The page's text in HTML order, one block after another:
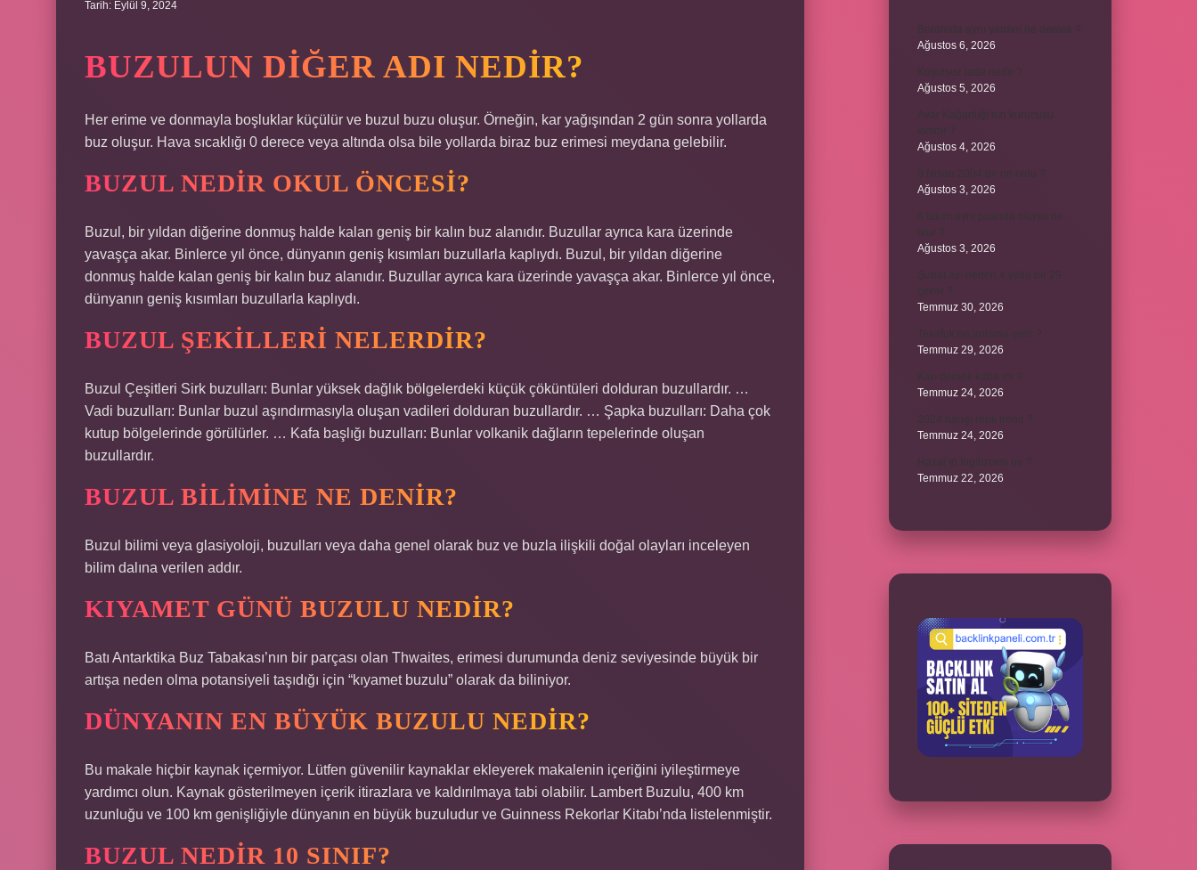
Tarih: Eylül 9, 2024
BUZULUN DIĞER ADI NEDIR?
Her erime ve donmayla boşluklar küçülür ve buzul buzu oluşur. Örneğin, kar yağışından 2 gün sonra yollarda
buz oluşur. Hava sıcaklığı 0 derece veya altında olsa bile yollarda biraz buz erimesi meydana gelebilir.
BUZUL NEDIR OKUL ÖNCESI?
Buzul, bir yıldan diğerine donmuş halde kalan geniş bir kalın buz alanıdır. Buzullar ayrıca kara üzerinde
yavaşça akar. Binlerce yıl önce, dünyanın geniş kısımları buzullarla kaplıydı. Buzul, bir yıldan diğerine
donmuş halde kalan geniş bir kalın buz alanıdır. Buzullar ayrıca kara üzerinde yavaşça akar. Binlerce yıl önce,
dünyanın geniş kısımları buzullarla kaplıydı.
BUZUL ŞEKILLERI NELERDIR?
Buzul Çeşitleri Sirk buzulları: Bunlar yüksek dağlık bölgelerdeki küçük çöküntüleri dolduran buzullardır. …
Vadi buzulları: Bunlar buzul aşındırmasıyla oluşan vadileri dolduran buzullardır. … Şapka buzulları: Daha çok
kutup bölgelerinde görülürler. … Kafa başlığı buzulları: Bunlar volkanik dağların tepelerinde oluşan
buzullardır.
BUZUL BILIMINE NE DENIR?
Buzul bilimi veya glasiyoloji, buzulları veya daha genel olarak buz ve buzla ilişkili doğal olayları inceleyen
bilim dalına verilen addır.
KIYAMET GÜNÜ BUZULU NEDIR?
Batı Antarktika Buz Tabakası’nın bir parçası olan Thwaites, erimesi durumunda deniz seviyesinde büyük bir
artışa neden olma potansiyeli taşıdığı için “kıyamet buzulu” olarak da biliniyor.
DÜNYANIN EN BÜYÜK BUZULU NEDIR?
Bu makale hiçbir kaynak içermiyor. Lütfen güvenilir kaynaklar ekleyerek makalenin içeriğini iyileştirmeye
yardımcı olun. Kaynak gösterilmeyen içerik itirazlara ve kaldırılmaya tabi olabilir. Lambert Buzulu, 400 km
uzunluğu ve 100 km genişliğiyle dünyanın en büyük buzuludur ve Guinness Rekorlar Kitabı’nda listelenmiştir.
BUZUL NEDIR 10 SINIF?
Bordroda aynı yardım ne demek ?
Ağustos 6, 2026
Koşulsuz iade nedir ?
Ağustos 5, 2026
Avar Kağanlığı’nın kurucusu
kimdir ?
Ağustos 4, 2026
8 Nisan 2004’de ne oldu ?
Ağustos 3, 2026
4 takım aynı puanda olursa ne
olur ?
Ağustos 3, 2026
Şubat ayı neden 4 yılda bir 29
çeker ?
Temmuz 30, 2026
Tevafuk ne anlama gelir ?
Temmuz 29, 2026
Karı demek kaba mı ?
Temmuz 24, 2026
2024 hangi renk trend ?
Temmuz 24, 2026
Hazal’ın İngilizcesi ne ?
Temmuz 22, 2026